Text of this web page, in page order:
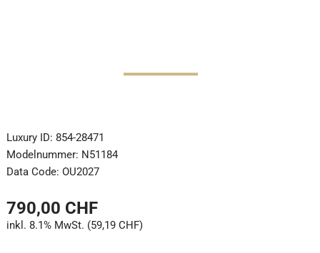
Luxury ID: 854-28471
Modelnummer: N51184
Data Code: OU2027
790,00 CHF
inkl. 8.1% MwSt. (59,19 CHF)